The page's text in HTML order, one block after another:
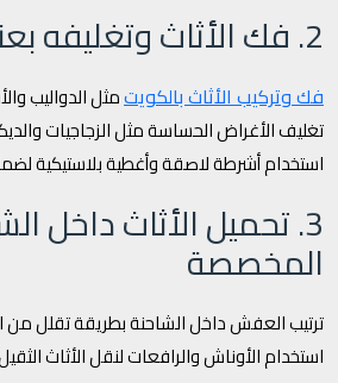
2. فك الأثاث وتغليفه بعناية
فك وتركيب الأثاث بالكويتمثل الدواليب
تغليف الأغراض الحساسة مثل الزجاجيات
استخدام أشرطة لاصقة وأغطية بلاستيكية
3. تحميل الأثاث داخل
المخصصة
ترتيب العفش داخل الشاحنة بطريقة تقلل من
استخدام الأوناش والرافعات لنقل الأثاث